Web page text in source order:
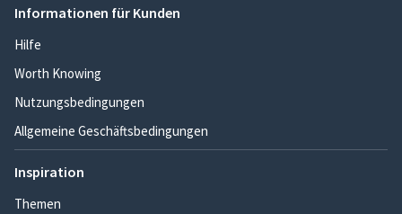
Informationen für Kunden
Hilfe
Worth Knowing
Nutzungsbedingungen
Allgemeine Geschäftsbedingungen
Inspiration
Themen